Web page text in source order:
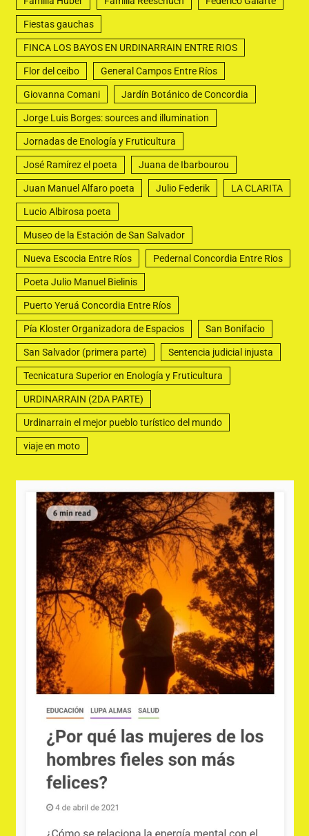
Fiestas gauchas
FINCA LOS BAYOS EN URDINARRAIN ENTRE RIOS
Flor del ceibo General Campos Entre Ríos
Giovanna Comani Jardín Botánico de Concordia
Jorge Luis Borges: sources and illumination
Jornadas de Enología y Fruticultura
José Ramírez el poeta Juana de Ibarbourou
Juan Manuel Alfaro poeta Julio Federik LA CLARITA
Lucio Albirosa poeta
Museo de la Estación de San Salvador
Nueva Escocia Entre Ríos Pedernal Concordia Entre Rios
Poeta Julio Manuel Bielinis
Puerto Yeruá Concordia Entre Ríos
Pía Kloster Organizadora de Espacios San Bonifacio
San Salvador (primera parte) Sentencia judicial injusta
Tecnicatura Superior en Enología y Fruticultura
URDINARRAIN (2DA PARTE)
Urdinarrain el mejor pueblo turístico del mundo
viaje en moto